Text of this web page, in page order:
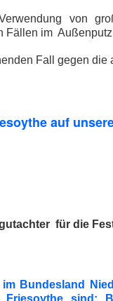
von
Fällen im
Fall gegen die
für die
Bundesland
sind:
auf